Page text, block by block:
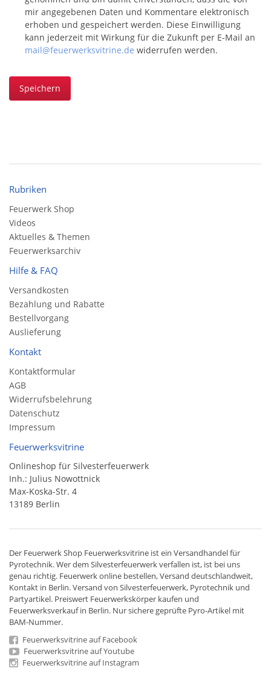
mir angegebenen Daten und Kommentare elektronisch
erhoben und gespeichert werden. Diese Einwilligung
kann jederzeit mit Wirkung für die Zukunft per E-Mail an
mail@feuerwerksvitrine.de widerrufen werden.
Speichern
Rubriken
Feuerwerk Shop
Videos
Aktuelles & Themen
Feuerwerksarchiv
Hilfe & FAQ
Versandkosten
Bezahlung und Rabatte
Bestellvorgang
Auslieferung
Kontakt
Kontaktformular
AGB
Widerrufsbelehrung
Datenschutz
Impressum
Feuerwerksvitrine
Onlineshop für Silvesterfeuerwerk
Inh.: Julius Nowottnick
Max-Koska-Str. 4
13189 Berlin
Der Feuerwerk Shop Feuerwerksvitrine ist ein Versandhandelfür
Pyrotechnik. Wer dem Silvesterfeuerwerk verfallen ist, ist bei uns
genau richtig. Feuerwerk online bestellen,Versand deutschlandweit,
Kontakt in Berlin. Versand von Silvesterfeuerwerk, Pyrotechnik und
Partyartikel. Preiswert Feuerwerkskörper kaufen und
Feuerwerksverkauf in Berlin. Nur sichere geprüfte Pyro-Artikel mit
BAM-Nummer.
Feuerwerksvitrine auf Facebook
Feuerwerksvitrine auf Youtube
Feuerwerksvitrine auf Instagram